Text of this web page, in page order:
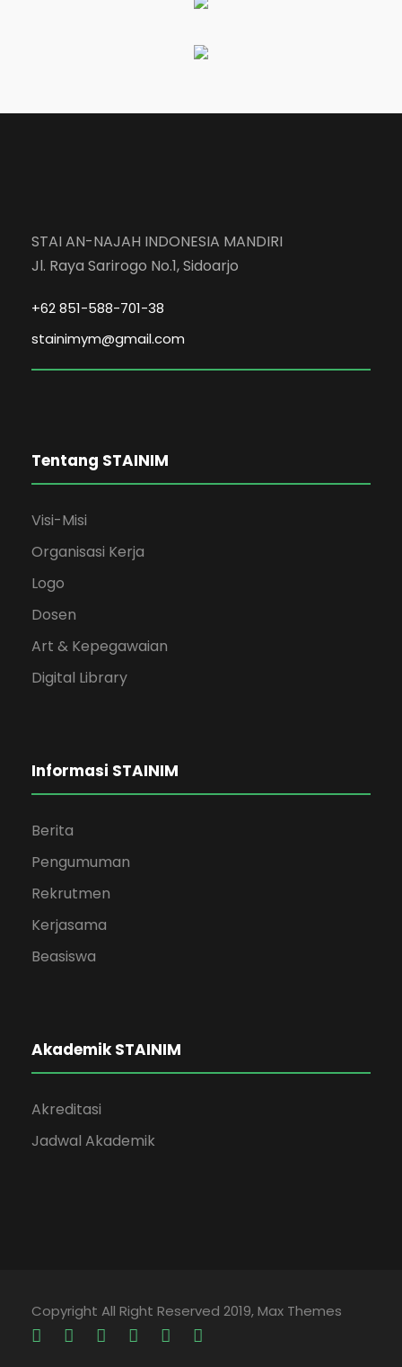
STAI AN-NAJAH INDONESIA MANDIRI
Jl. Raya Sarirogo No.1, Sidoarjo
+62 851-588-701-38
stainimym@gmail.com
Tentang STAINIM
Visi-Misi
Organisasi Kerja
Logo
Dosen
Art & Kepegawaian
Digital Library
Informasi STAINIM
Berita
Pengumuman
Rekrutmen
Kerjasama
Beasiswa
Akademik STAINIM
Akreditasi
Jadwal Akademik
Copyright All Right Reserved 2019, Max Themes